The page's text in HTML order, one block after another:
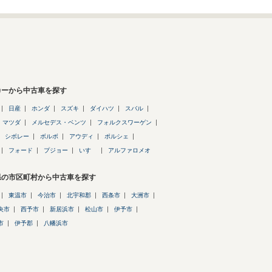
ーから中古車を探す
日産 ホンダ スズキ ダイハツ スバル
マツダ メルセデス・ベンツ フォルクスワーゲン
シボレー ボルボ アウディ ポルシェ
フォード プジョー いすゞ アルファロメオ
市区町村から中古車を探す
東温市 今治市 北宇和郡 西条市 大洲市
市 西予市 新居浜市 松山市 伊予市
伊予郡 八幡浜市